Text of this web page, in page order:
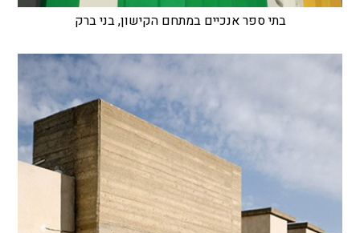
בתי ספר אנכיים במתחם הקישון, בני ברק